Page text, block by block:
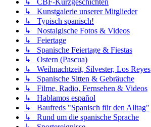
↳ CBF-Kurzgeschichten
↳ Kunstgalerie unserer Mitglieder
↳ Typisch spanisch!
↳ Nostalgische Fotos & Videos
↳ Feiertage
↳ Spanische Feiertage & Fiestas
↳ Ostern (Pascua)
↳ Weihnachtzeit, Silvester, Los Reyes
↳ Spanische Sitten & Gebräuche
↳ Filme, Radio, Fernsehen & Videos
↳ Hablamos español
↳ Baufreds "Spanisch für den Alltag"
↳ Rund um die spanische Sprache